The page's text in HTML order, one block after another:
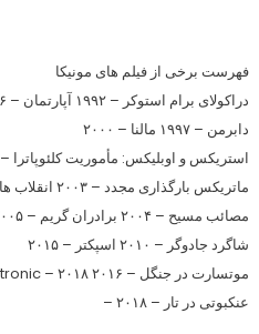
فهرست برخی از فیلم های مونیکا
دراکولای برام استوکر – ۱۹۹۲ آپارتمان – ۱۹۹۶
دابرمن – ۱۹۹۷ مالنا – ۲۰۰۰
استریکس و اوبلیکس: مأموریت کلئوپاترا – ۲۰۰۲ برگشت ناپذیر – ۲۰۰۲
ماتریکس بارگذاری مجدد – ۲۰۰۳ انقلاب های ماتریکس – ۲۰۰۳
مصائب مسیح – ۲۰۰۴ برادران گریم – ۲۰۰۵
شاگرد جادوگر – ۲۰۱۰ اسپکتر – ۲۰۱۵
موتسارت در جنگل – ۲۰۱۶ Nekrotronic – ۲۰۱۸
عنکبوتی در تار – ۲۰۱۸ –